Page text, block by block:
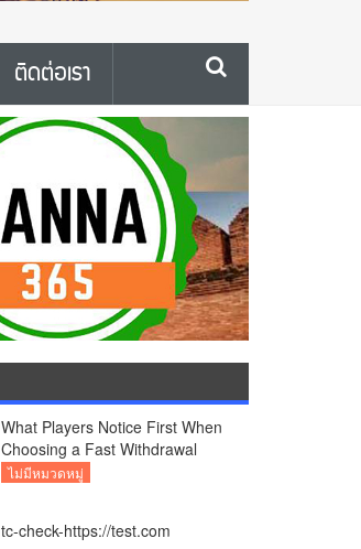
ติดต่อเรา
What Players Notice First When
Choosing a Fast Withdrawal
Casino UK
ไม่มีหมวดหมู่
tc-check-https://test.com